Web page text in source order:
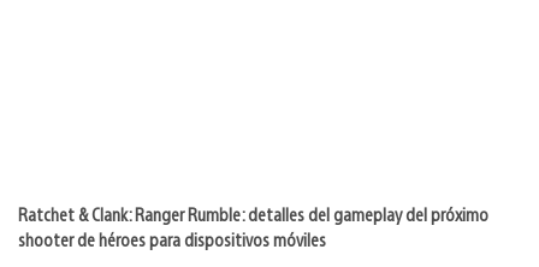
Ratchet & Clank: Ranger Rumble: detalles del gameplay del próximo
shooter de héroes para dispositivos móviles